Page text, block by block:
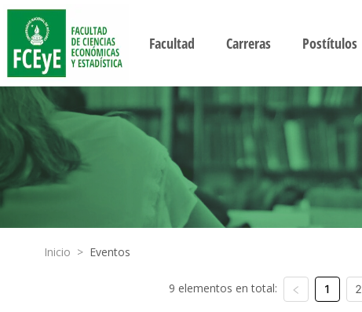
Facultad Carreras Postítulos
Inicio > Eventos
9 elementos en total: 1 2